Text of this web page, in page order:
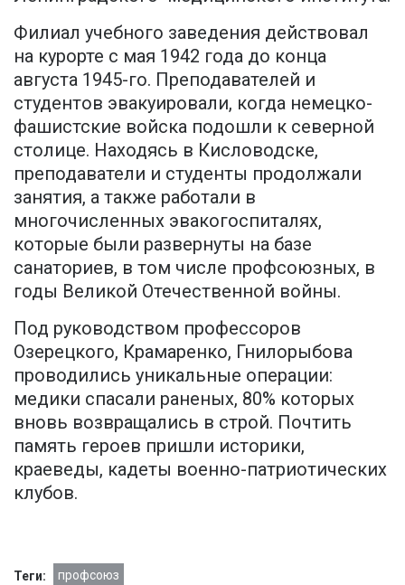
Филиал учебного заведения действовал
на курорте с мая 1942 года до конца
августа 1945-го. Преподавателей и
студентов эвакуировали, когда немецко-
фашистские войска подошли к северной
столице. Находясь в Кисловодске,
преподаватели и студенты продолжали
занятия, а также работали в
многочисленных эвакогоспиталях,
которые были развернуты на базе
санаториев, в том числе профсоюзных, в
годы Великой Отечественной войны.
Под руководством профессоров
Озерецкого, Крамаренко, Гнилорыбова
проводились уникальные операции:
медики спасали раненых, 80% которых
вновь возвращались в строй. Почтить
память героев пришли историки,
краеведы, кадеты военно-патриотических
клубов.
Теги: профсоюз